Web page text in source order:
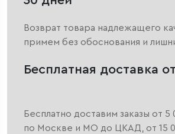
Возврат товара надлежащего
примем без обоснования и
Бесплатная доставка
Бесплатно доставим заказы от 5
по Москве и МО до ЦКАД, от 15